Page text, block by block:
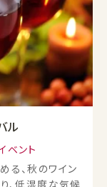
ル
ベント
る、秋のワイン
、低湿度な気候